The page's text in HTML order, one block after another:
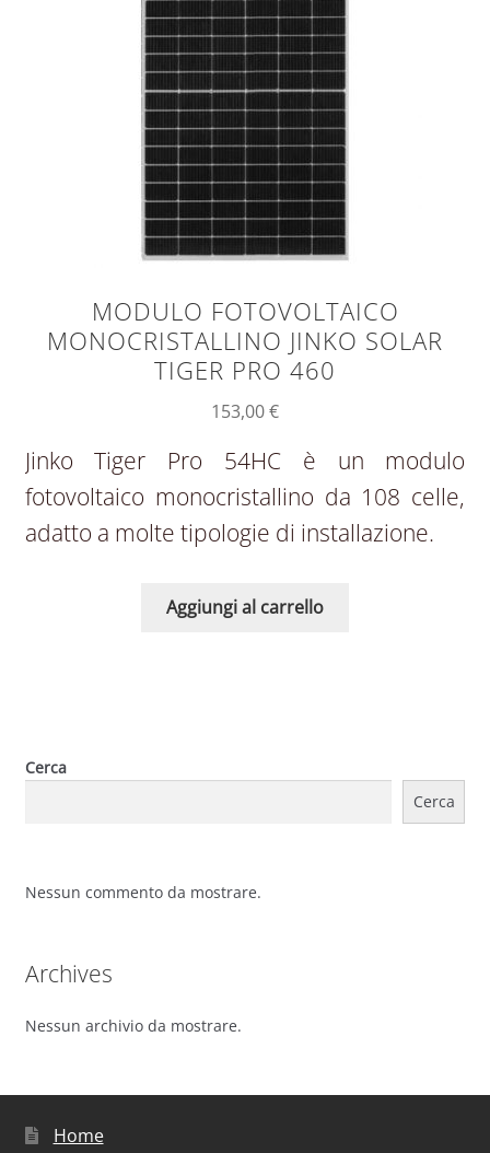
MODULO FOTOVOLTAICO
MONOCRISTALLINO JINKO SOLAR
TIGER PRO 460
153,00€
Jinko Tiger Pro 54HC è un modulo
fotovoltaico monocristallino da 108 celle,
adatto a molte tipologie di installazione.
Aggiungi al carrello
Cerca
Cerca
Nessun commento da mostrare.
Archives
Nessun archivio da mostrare.
Home